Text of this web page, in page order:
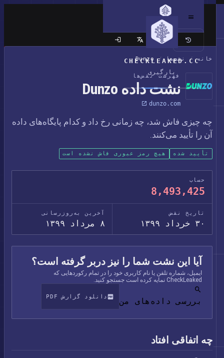
CHECKLEAKED.CC
بارگیری
سایت کلاسیک
خانه / نقض‌ها /
Dunzo
فهرست نقض‌ها
نشت داده Dunzo
dunzo.com
چه چیزی فاش شد، چه زمانی رخ داد و کدام پایگاه‌های داده
آن را تأیید می‌کنند.
تأیید شده هیچ رمز عبوری فاش نشده است
حساب
8,493,425
تاریخ نقض آخرین به‌روزرسانی
آیا این نشت شما را نیز دربر گرفته است؟
ایمیل، شماره تلفن یا نام کاربری خود را در تمام رکوردهایی که
CheckLeaked نمایه کرده است جستجو کنید.
بررسی داده‌های من دانلود گزارش PDF
چه اتفاقی افتاد